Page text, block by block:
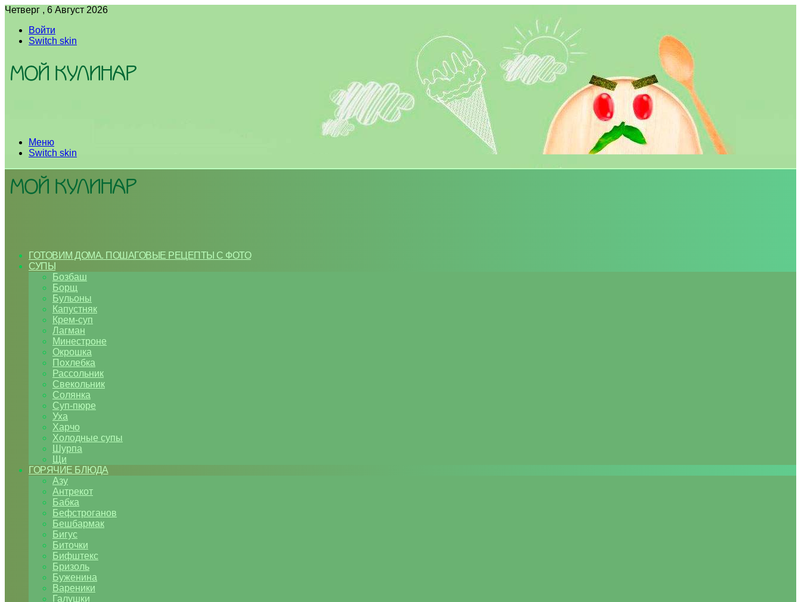
Четверг , 6 Август 2026
Войти
Switch skin
Меню
Switch skin
ГОТОВИМ ДОМА. ПОШАГОВЫЕ РЕЦЕПТЫ С ФОТО
СУПЫ
Бозбаш
Борщ
Бульоны
Капустняк
Крем-суп
Лагман
Минестроне
Окрошка
Похлебка
Рассольник
Свекольник
Солянка
Суп-пюре
Уха
Харчо
Холодные супы
Шурпа
Щи
ГОРЯЧИЕ БЛЮДА
Азу
Антрекот
Бабка
Бефстроганов
Бешбармак
Бигус
Биточки
Бифштекс
Бризоль
Буженина
Вареники
Галушки